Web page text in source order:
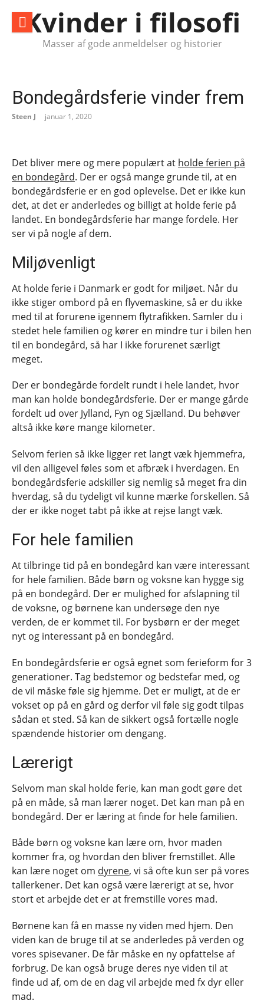
indholdKvinder i filosofi
Masser af gode anmeldelser og historier
Bondegårdsferie vinder frem
Steen J januar 1, 2020
Det bliver mere og mere populært at holde ferien på
en bondegård. Der er også mange grunde til, at en
bondegårdsferie er en god oplevelse. Det er ikke kun
det, at det er anderledes og billigt at holde ferie på
landet. En bondegårdsferie har mange fordele. Her
ser vi på nogle af dem.
Miljøvenligt
At holde ferie i Danmark er godt for miljøet. Når du
ikke stiger ombord på en flyvemaskine, så er du ikke
med til at forurene igennem flytrafikken. Samler du i
stedet hele familien og kører en mindre tur i bilen hen
til en bondegård, så har I ikke forurenet særligt
meget.
Der er bondegårde fordelt rundt i hele landet, hvor
man kan holde bondegårdsferie. Der er mange gårde
fordelt ud over Jylland, Fyn og Sjælland. Du behøver
altså ikke køre mange kilometer.
Selvom ferien så ikke ligger ret langt væk hjemmefra,
vil den alligevel føles som et afbræk i hverdagen. En
bondegårdsferie adskiller sig nemlig så meget fra din
hverdag, så du tydeligt vil kunne mærke forskellen. Så
der er ikke noget tabt på ikke at rejse langt væk.
For hele familien
At tilbringe tid på en bondegård kan være interessant
for hele familien. Både børn og voksne kan hygge sig
på en bondegård. Der er mulighed for afslapning til
de voksne, og børnene kan undersøge den nye
verden, de er kommet til. For bysbørn er der meget
nyt og interessant på en bondegård.
En bondegårdsferie er også egnet som ferieform for 3
generationer. Tag bedstemor og bedstefar med, og
de vil måske føle sig hjemme. Det er muligt, at de er
vokset op på en gård og derfor vil føle sig godt tilpas
sådan et sted. Så kan de sikkert også fortælle nogle
spændende historier om dengang.
Lærerigt
Selvom man skal holde ferie, kan man godt gøre det
på en måde, så man lærer noget. Det kan man på en
bondegård. Der er læring at finde for hele familien.
Både børn og voksne kan lære om, hvor maden
kommer fra, og hvordan den bliver fremstillet. Alle
kan lære noget om dyrene, vi så ofte kun ser på vores
tallerkener. Det kan også være lærerigt at se, hvor
stort et arbejde det er at fremstille vores mad.
Børnene kan få en masse ny viden med hjem. Den
viden kan de bruge til at se anderledes på verden og
vores spisevaner. De får måske en ny opfattelse af
forbrug. De kan også bruge deres nye viden til at
finde ud af, om de en dag vil arbejde med fx dyr eller
mad.